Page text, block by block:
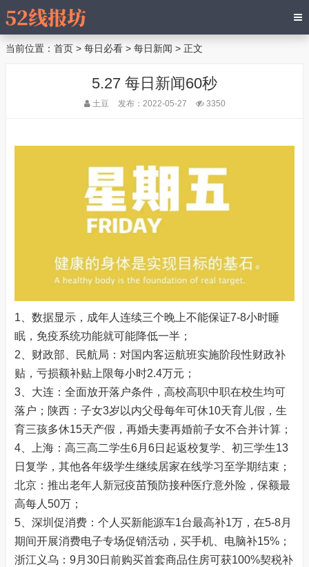
当前位置： 首页 > 每日必看 > 每日新闻 > 正文
5.27 每日新闻60秒
土豆 发布：2022-05-27 3350
1、数据显示，成年人连续三个晚上不能保证7-8小时睡
眠，免疫系统功能就可能降低一半；
2、财政部、民航局：对国内客运航班实施阶段性财政补
贴，亏损额补贴上限每小时2.4万元；
3、大连：全面放开落户条件，高校高职中职在校生均可
落户；陕西：子女3岁以内父母每年可休10天育儿假，生
育三孩多休15天产假，再婚夫妻再婚前子女不合并计算；
4、上海：高三高二学生6月6日起返校复学、初三学生13
日复学，其他各年级学生继续居家在线学习至学期结束；
北京：推出老年人新冠疫苗预防接种医疗意外险，保额最
高每人50万；
5、深圳促消费：个人买新能源车1台最高补1万，在5-8月
期间开展消费电子专场促销活动，买手机、电脑补15%；
浙江义乌：9月30日前购买首套商品住房可获100%契税补